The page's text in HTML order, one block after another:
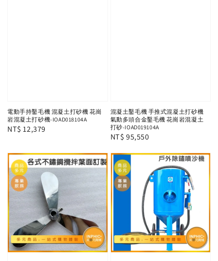
電動手持鑿毛機 混凝土打砂機 花崗
岩混凝土打砂機-IOAD018104A
Regular
NT$ 12,379
混凝土鑿毛機 手推式混凝土打砂機
氣動多頭合金鑿毛機 花崗岩混凝土
打砂-IOAD019104A
Regular
NT$ 95,550